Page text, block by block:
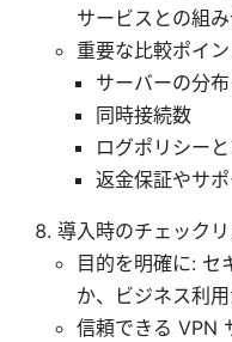
サービスとの組
重要な比較ポイ
サーバーの分
同時接続数
ログポリシー
返金保証やサ
導入時のチェック
目的を明確に: セ
か、ビジネス利用
信頼できる VPN